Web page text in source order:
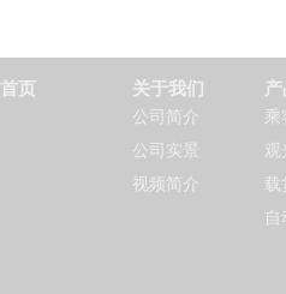
首页 关于我们
公司简介
公司实景
视频简介
乘
观
载
自